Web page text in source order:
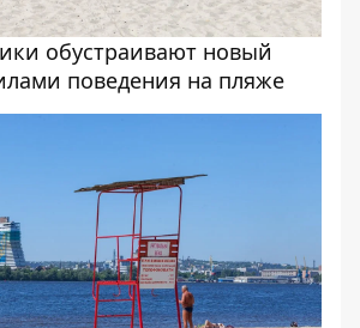
обустраивают новый
поведения на пляже